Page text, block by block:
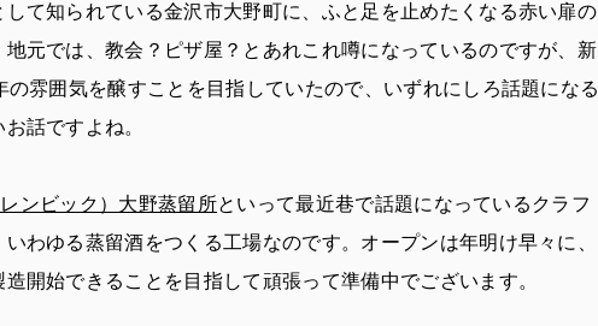
て知られている金沢市大野町に、ふと足を止めたくなる赤い扉の
元では、教会？ピザ屋？とあれこれ噂になっているのですが、新
雰囲気を醸すことを目指していたので、いずれにしろ話題になる
話ですよね。
ンビック）大野蒸留所といって最近巷で話題になっているクラフ
いわゆる蒸留酒をつくる工場なのです。オープンは年明け早々に、
開始できることを目指して頑張って準備中でございます。